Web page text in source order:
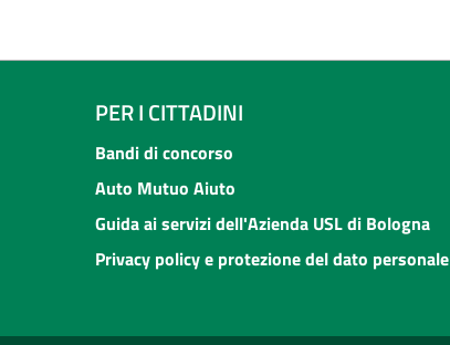
PER I CITTADINI
Bandi di concorso
Auto Mutuo Aiuto
Guida ai servizi dell'Azienda USL di Bologna
Privacy policy e protezione del dato personale